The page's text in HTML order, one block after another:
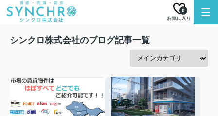
お気に入り
0
シンクロ株式会社のブログ記事一覧